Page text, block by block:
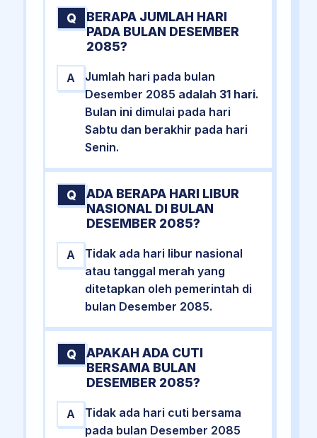
Q
BERAPA JUMLAH HARI
PADA BULAN DESEMBER
2085?
A
Jumlah hari pada bulan
Desember 2085 adalah 31 hari.
Bulan ini dimulai pada hari
Sabtu dan berakhir pada hari
Senin.
Q
ADA BERAPA HARI LIBUR
NASIONAL DI BULAN
DESEMBER 2085?
A
Tidak ada hari libur nasional
atau tanggal merah yang
ditetapkan oleh pemerintah di
bulan Desember 2085.
Q
APAKAH ADA CUTI
BERSAMA BULAN
DESEMBER 2085?
A
Tidak ada hari cuti bersama
pada bulan Desember 2085